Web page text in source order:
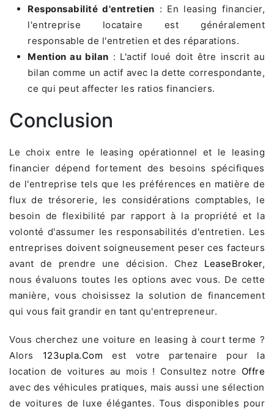
Responsabilité d'entretien : En leasing financier,
l'entreprise locataire est généralement
responsable de l'entretien et des réparations.
Mention au bilan : L'actif loué doit être inscrit au
bilan comme un actif avec la dette correspondante,
ce qui peut affecter les ratios financiers.
Conclusion
Le choix entre le leasing opérationnel et le leasing
financier dépend fortement des besoins spécifiques
de l'entreprise tels que les préférences en matière de
flux de trésorerie, les considérations comptables, le
besoin de flexibilité par rapport à la propriété et la
volonté d'assumer les responsabilités d'entretien. Les
entreprises doivent soigneusement peser ces facteurs
avant de prendre une décision. Chez LeaseBroker,
nous évaluons toutes les options avec vous. De cette
manière, vous choisissez la solution de financement
qui vous fait grandir en tant qu'entrepreneur.
Vous cherchez une voiture en leasing à court terme ?
Alors 123upla.com est votre partenaire pour la
location de voitures au mois ! Consultez notre Offre
avec des véhicules pratiques, mais aussi une sélection
de voitures de luxe élégantes. Tous disponibles pour